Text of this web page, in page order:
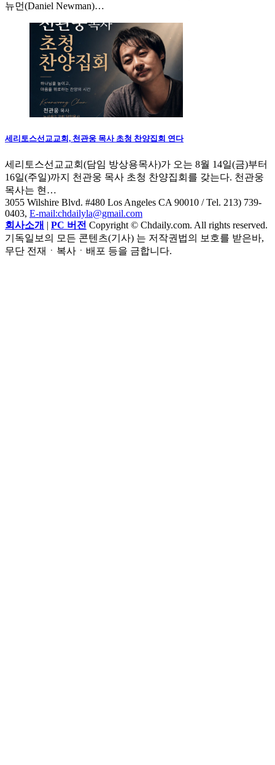
뉴먼(Daniel Newman)…
세리토스선교교회, 천관웅 목사 초청 찬양집회 연다
세리토스선교교회(담임 방상용목사)가 오는 8월 14일(금)부터
16일(주일)까지 천관웅 목사 초청 찬양집회를 갖는다. 천관웅
목사는 현…
3055 Wilshire Blvd. #480 Los Angeles CA 90010 / Tel. 213) 739-
0403, E-mail:chdailyla@gmail.com
회사소개 | PC 버전 Copyright © Chdaily.com. All rights reserved.
기독일보의 모든 콘텐츠(기사) 는 저작권법의 보호를 받은바,
무단 전재ㆍ복사ㆍ배포 등을 금합니다.